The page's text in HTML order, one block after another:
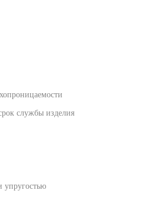
службы изделия
упругостью